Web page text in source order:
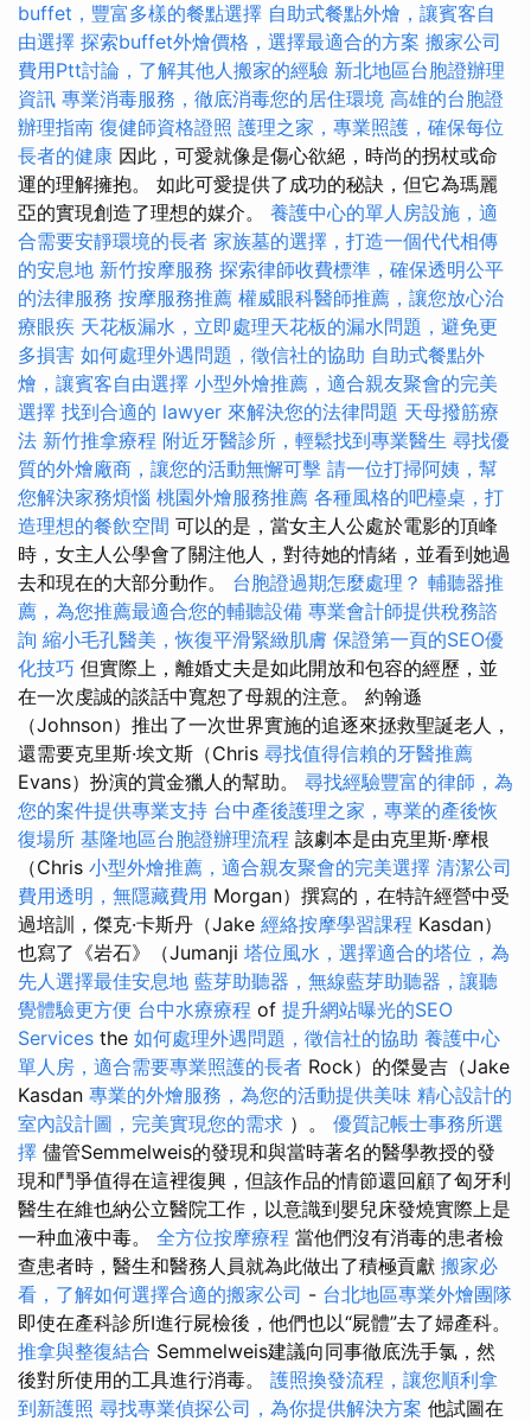
buffet，豐富多樣的餐點選擇 自助式餐點外燴，讓賓客自
由選擇 探索buffet外燴價格，選擇最適合的方案 搬家公司
費用Ptt討論，了解其他人搬家的經驗 新北地區台胞證辦理
資訊 專業消毒服務，徹底消毒您的居住環境 高雄的台胞證
辦理指南 復健師資格證照 護理之家，專業照護，確保每位
長者的健康 因此，可愛就像是傷心欲絕，時尚的拐杖或命
運的理解擁抱。 如此可愛提供了成功的秘訣，但它為瑪麗
亞的實現創造了理想的媒介。 養護中心的單人房設施，適
合需要安靜環境的長者 家族墓的選擇，打造一個代代相傳
的安息地 新竹按摩服務 探索律師收費標準，確保透明公平
的法律服務 按摩服務推薦 權威眼科醫師推薦，讓您放心治
療眼疾 天花板漏水，立即處理天花板的漏水問題，避免更
多損害 如何處理外遇問題，徵信社的協助 自助式餐點外
燴，讓賓客自由選擇 小型外燴推薦，適合親友聚會的完美
選擇 找到合適的 lawyer 來解決您的法律問題 天母撥筋療
法 新竹推拿療程 附近牙醫診所，輕鬆找到專業醫生 尋找優
質的外燴廠商，讓您的活動無懈可擊 請一位打掃阿姨，幫
您解決家務煩惱 桃園外燴服務推薦 各種風格的吧檯桌，打
造理想的餐飲空間 可以的是，當女主人公處於電影的頂峰
時，女主人公學會了關注他人，對待她的情緒，並看到她過
去和現在的大部分動作。 台胞證過期怎麼處理？ 輔聽器推
薦，為您推薦最適合您的輔聽設備 專業會計師提供稅務諮
詢 縮小毛孔醫美，恢復平滑緊緻肌膚 保證第一頁的SEO優
化技巧 但實際上，離婚丈夫是如此開放和包容的經歷，並
在一次虔誠的談話中寬恕了母親的注意。 約翰遜
（Johnson）推出了一次世界實施的追逐來拯救聖誕老人，
還需要克里斯·埃文斯（Chris 尋找值得信賴的牙醫推薦
Evans）扮演的賞金獵人的幫助。 尋找經驗豐富的律師，為
您的案件提供專業支持 台中產後護理之家，專業的產後恢
復場所 基隆地區台胞證辦理流程 該劇本是由克里斯·摩根
（Chris 小型外燴推薦，適合親友聚會的完美選擇 清潔公司
費用透明，無隱藏費用 Morgan）撰寫的，在特許經營中受
過培訓，傑克·卡斯丹（Jake 經絡按摩學習課程 Kasdan）
也寫了《岩石》（Jumanji 塔位風水，選擇適合的塔位，為
先人選擇最佳安息地 藍芽助聽器，無線藍芽助聽器，讓聽
覺體驗更方便 台中水療療程 of 提升網站曝光的SEO
Services the 如何處理外遇問題，徵信社的協助 養護中心
單人房，適合需要專業照護的長者 Rock）的傑曼吉（Jake
Kasdan 專業的外燴服務，為您的活動提供美味 精心設計的
室內設計圖，完美實現您的需求 ）。 優質記帳士事務所選
擇 儘管Semmelweis的發現和與當時著名的醫學教授的發
現和鬥爭值得在這裡復興，但該作品的情節還回顧了匈牙利
醫生在維也納公立醫院工作，以意識到嬰兒床發燒實際上是
一种血液中毒。 全方位按摩療程 當他們沒有消毒的患者檢
查患者時，醫生和醫務人員就為此做出了積極貢獻 搬家必
看，了解如何選擇合適的搬家公司 - 台北地區專業外燴團隊
即使在產科診所I進行屍檢後，他們也以“屍體”去了婦產科。
推拿與整復結合 Semmelweis建議向同事徹底洗手氯，然
後對所使用的工具進行消毒。 護照換發流程，讓您順利拿
到新護照 尋找專業偵探公司，為你提供解決方案 他試圖在